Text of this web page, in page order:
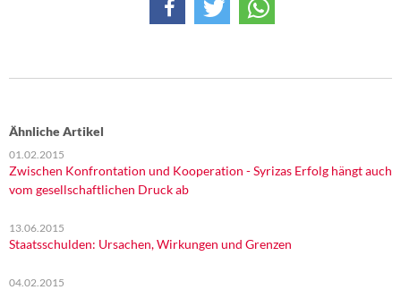
Über mich
Kontakt
Ähnliche Artikel
01.02.2015
Zwischen Konfrontation und Kooperation - Syrizas Erfolg hängt auch
vom gesellschaftlichen Druck ab
13.06.2015
Staatsschulden: Ursachen, Wirkungen und Grenzen
04.02.2015